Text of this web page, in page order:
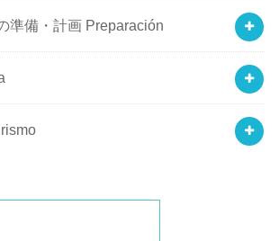
準備・計画 Preparación